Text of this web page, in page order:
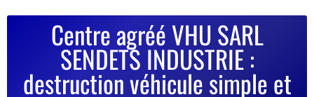
Centre agréé VHU SARL
SENDETS INDUSTRIE :
destruction véhicule simple et